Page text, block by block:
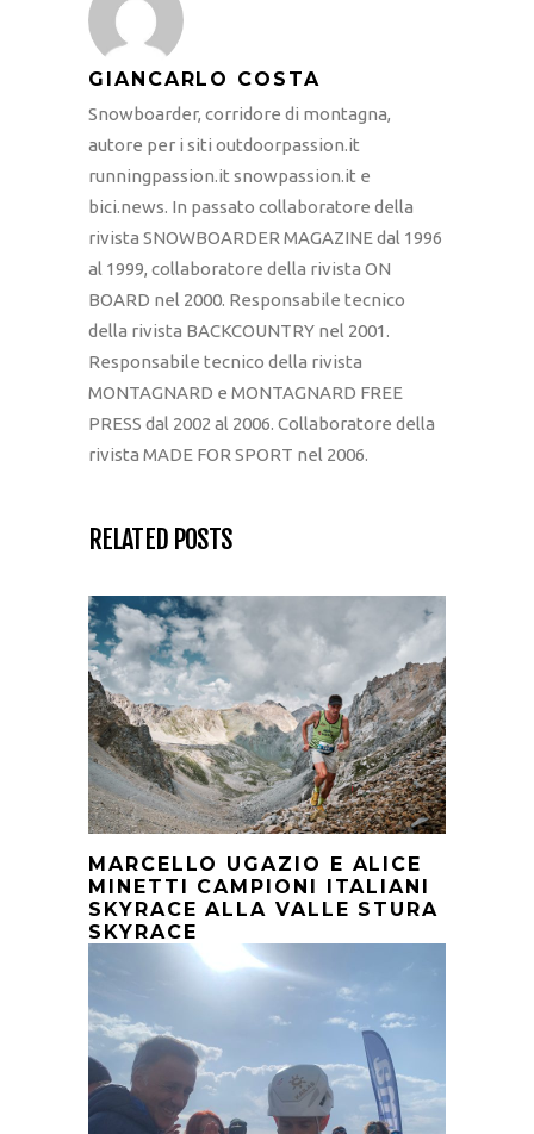
GIANCARLO COSTA
Snowboarder, corridore di montagna,
autore per i siti outdoorpassion.it
runningpassion.it snowpassion.it e
bici.news. In passato collaboratore della
rivista SNOWBOARDER MAGAZINE dal 1996
al 1999, collaboratore della rivista ON
BOARD nel 2000. Responsabile tecnico
della rivista BACKCOUNTRY nel 2001.
Responsabile tecnico della rivista
MONTAGNARD e MONTAGNARD FREE
PRESS dal 2002 al 2006. Collaboratore della
rivista MADE FOR SPORT nel 2006.
RELATED POSTS
MARCELLO UGAZIO E ALICE
MINETTI CAMPIONI ITALIANI
SKYRACE ALLA VALLE STURA
SKYRACE